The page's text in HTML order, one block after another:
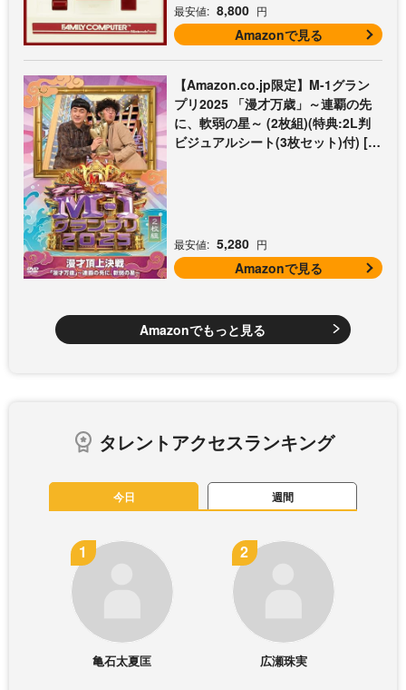
最安値: 8,800 円
Amazonで見る
【Amazon.co.jp限定】M-1グラン
プリ2025 「漫才万歳」～連覇の先
に、軟弱の星～ (2枚組)(特典:2L判
ビジュアルシート(3枚セット)付) [D
最安値: 5,280 円
Amazonで見る
Amazonでもっと見る
タレントアクセスランキング
今日 週間
亀石太夏匡 広瀬珠実